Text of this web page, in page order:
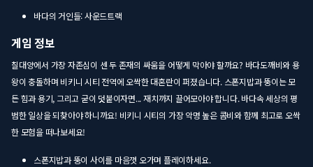
바다의 거인들: 사운드트랙
게임 정보
칠대양에서 가장 자존심이 센 두 존재의 싸움을 어떻게 막아야 할까요? 바다도깨비와 용
왕이 충돌하며 비키니 시티 전역에 오싹한 대혼란이 퍼졌습니다. 스폰지밥과 뚱이는 모
든 힘과 용기, 그리고 굳이 덧붙이자면... 재치까지 끌어모아야 합니다. 바다속 세상의 평
범한 일상을 되찾아야 하니까요! 비키니 시티의 가장 악명 높은 콤비와 함께 최고로 오싹
한 모험을 떠나보세요!
스폰지밥과 뚱이 사이를 마음껏 오가며 플레이하세요.